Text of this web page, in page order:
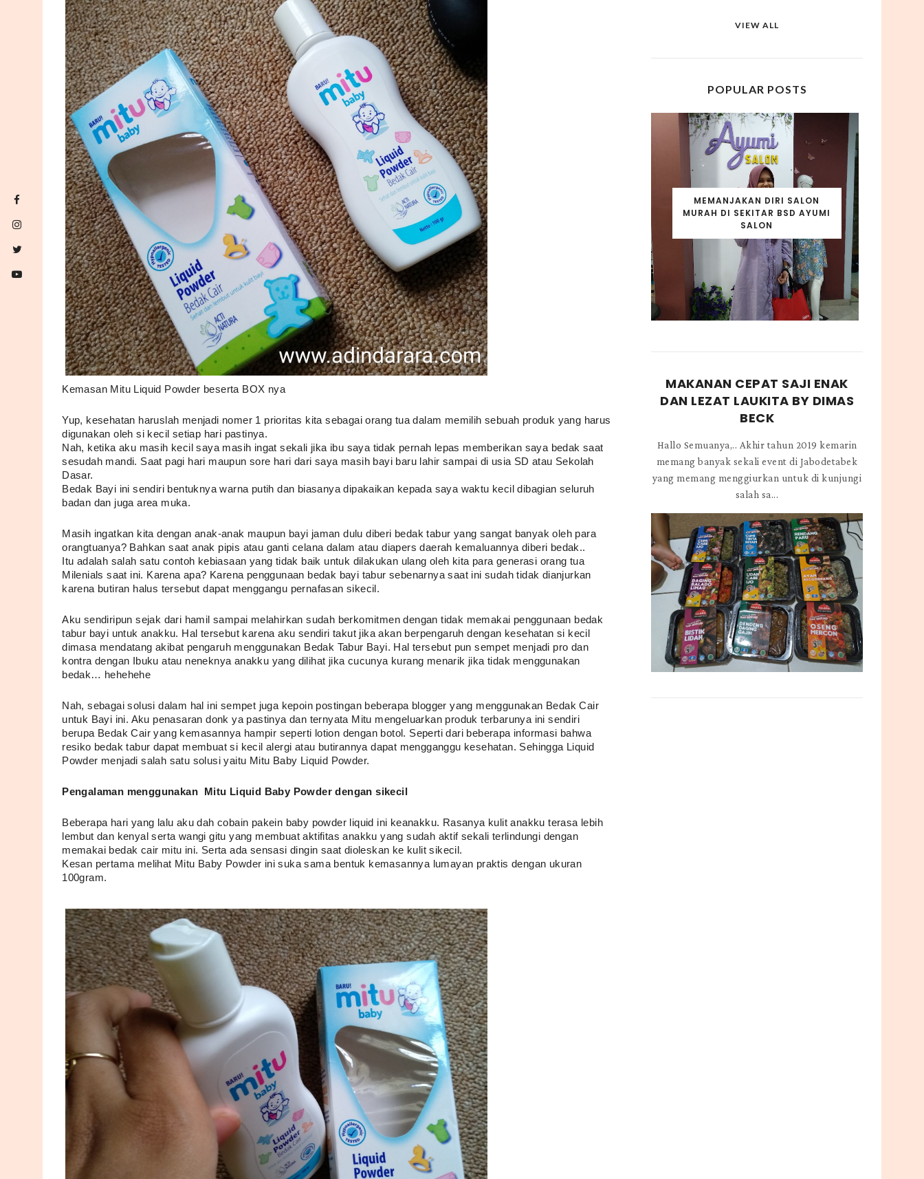
Kemasan Mitu Liquid Powder beserta BOX nya
Yup, kesehatan haruslah menjadi nomer 1 prioritas kita sebagai orang tua dalam memilih sebuah produk yang harus
digunakan oleh si kecil setiap hari pastinya.
Nah, ketika aku masih kecil saya masih ingat sekali jika ibu saya tidak pernah lepas memberikan saya bedak saat
sesudah mandi. Saat pagi hari maupun sore hari dari saya masih bayi baru lahir sampai di usia SD atau Sekolah
Dasar.
Bedak Bayi ini sendiri bentuknya warna putih dan biasanya dipakaikan kepada saya waktu kecil dibagian seluruh
badan dan juga area muka.
Masih ingatkan kita dengan anak-anak maupun bayi jaman dulu diberi bedak tabur yang sangat banyak oleh para
orangtuanya? Bahkan saat anak pipis atau ganti celana dalam atau diapers daerah kemaluannya diberi bedak..
Itu adalah salah satu contoh kebiasaan yang tidak baik untuk dilakukan ulang oleh kita para generasi orang tua
Milenials saat ini. Karena apa? Karena penggunaan bedak bayi tabur sebenarnya saat ini sudah tidak dianjurkan
karena butiran halus tersebut dapat menggangu pernafasan sikecil.
Aku sendiripun sejak dari hamil sampai melahirkan sudah berkomitmen dengan tidak memakai penggunaan bedak
tabur bayi untuk anakku. Hal tersebut karena aku sendiri takut jika akan berpengaruh dengan kesehatan si kecil
dimasa mendatang akibat pengaruh menggunakan Bedak Tabur Bayi. Hal tersebut pun sempet menjadi pro dan
kontra dengan Ibuku atau neneknya anakku yang dilihat jika cucunya kurang menarik jika tidak menggunakan
bedak… hehehehe
Nah, sebagai solusi dalam hal ini sempet juga kepoin postingan beberapa blogger yang menggunakan Bedak Cair
untuk Bayi ini. Aku penasaran donk ya pastinya dan ternyata Mitu mengeluarkan produk terbarunya ini sendiri
berupa Bedak Cair yang kemasannya hampir seperti lotion dengan botol. Seperti dari beberapa informasi bahwa
resiko bedak tabur dapat membuat si kecil alergi atau butirannya dapat mengganggu kesehatan. Sehingga Liquid
Powder menjadi salah satu solusi yaitu Mitu Baby Liquid Powder.
Pengalaman menggunakan  Mitu Liquid Baby Powder dengan sikecil
Beberapa hari yang lalu aku dah cobain pakein baby powder liquid ini keanakku. Rasanya kulit anakku terasa lebih
lembut dan kenyal serta wangi gitu yang membuat aktifitas anakku yang sudah aktif sekali terlindungi dengan
memakai bedak cair mitu ini. Serta ada sensasi dingin saat dioleskan ke kulit sikecil.
Kesan pertama melihat Mitu Baby Powder ini suka sama bentuk kemasannya lumayan praktis dengan ukuran
100gram.
VIEW ALL
POPULAR POSTS
MEMANJAKAN DIRI SALON
MURAH DI SEKITAR BSD AYUMI
SALON
MAKANAN CEPAT SAJI ENAK
DAN LEZAT LAUKITA BY DIMAS
BECK
Hallo Semuanya,.. Akhir tahun 2019 kemarin
memang banyak sekali event di Jabodetabek
yang memang menggiurkan untuk di kunjungi
salah sa...